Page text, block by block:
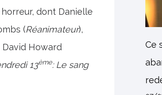
dont Danielle
(Réanimateur),
David Howard
13ème: Le sang
Ce